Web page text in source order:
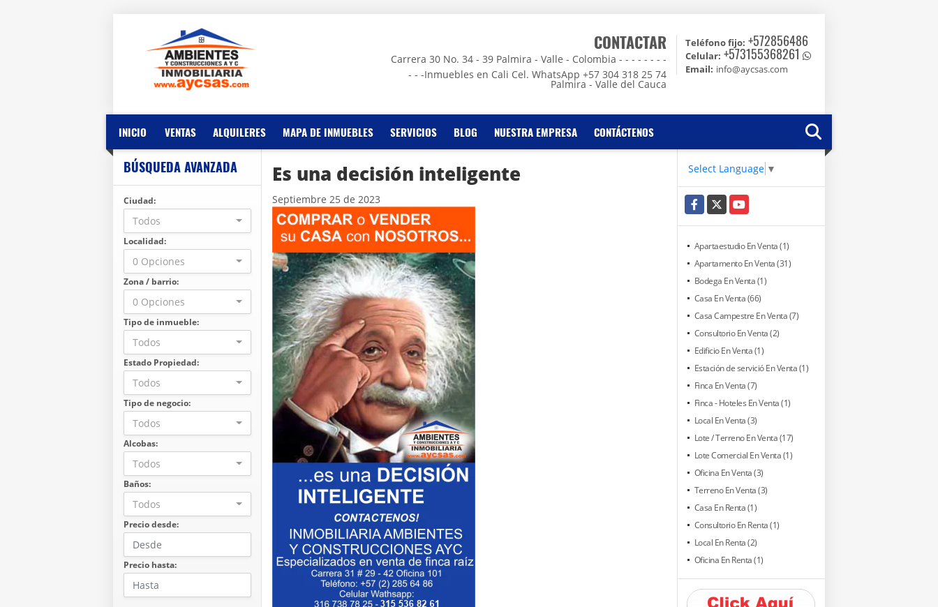
CONTACTAR
Carrera 30 No. 34 - 39 Palmira - Valle - Colombia - - - - - - - -
- - -Inmuebles en Cali Cel. WhatsApp +57 304 318 25 74
Palmira - Valle del Cauca
Teléfono fijo: +572856486
Celular: +573155368261
Email: info@aycsas.com
INICIO VENTAS ALQUILERES MAPA DE INMUEBLES SERVICIOS BLOG NUESTRA EMPRESA CONTÁCTENOS
BÚSQUEDA AVANZADA
Ciudad:
Todos
Localidad:
0 Opciones
Zona / barrio:
0 Opciones
Tipo de inmueble:
Todos
Estado Propiedad:
Todos
Tipo de negocio:
Todos
Alcobas:
Todos
Baños:
Todos
Precio desde:
Precio hasta:
Es una decisión inteligente
Septiembre 25 de 2023
Select Language ▼
Facebook
X YouTube
Apartaestudio En Venta (1)
Apartamento En Venta (31)
Bodega En Venta (1)
Casa En Venta (66)
Casa Campestre En Venta (7)
Consultorio En Venta (2)
Edificio En Venta (1)
Estación de servició En Venta (1)
Finca En Venta (7)
Finca - Hoteles En Venta (1)
Local En Venta (3)
Lote / Terreno En Venta (17)
Lote Comercial En Venta (1)
Oficina En Venta (3)
Terreno En Venta (3)
Casa En Renta (1)
Consultorio En Renta (1)
Local En Renta (2)
Oficina En Renta (1)